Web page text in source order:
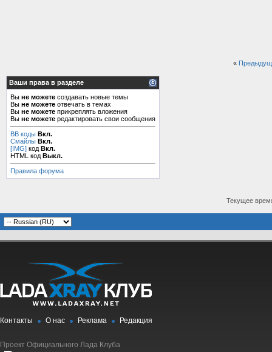
«
Ваши права в разделе
Вы не можете создавать новые темы
Вы не можете отвечать в темах
Вы не можете прикреплять вложения
Вы не можете редактировать свои сообщения
BB коды Вкл.
Смайлы Вкл.
[IMG] код Вкл.
HTML код Выкл.
Правила форума
Текущее
Контакты О нас Реклама Редакция
Проект Официального Лада Клуба